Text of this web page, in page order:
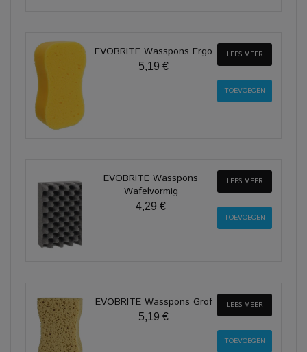
EVOBRITE Wasspons Ergo
5,19 €
LEES MEER
EVOBRITE Wasspons
Wafelvormig
4,29 €
LEES MEER
EVOBRITE Wasspons Grof
5,19 €
LEES MEER